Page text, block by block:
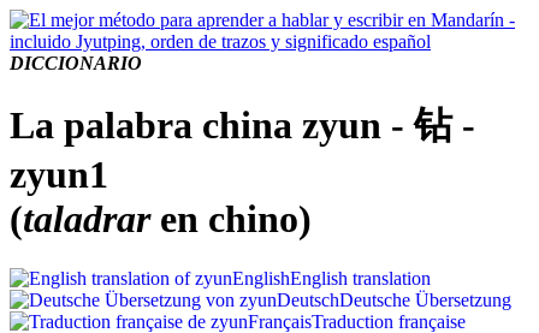
DICCIONARIO
La palabra china zyun - 钻 -
zyun1
(taladraren chino)
EnglishEnglish translation
DeutschDeutsche Übersetzung
FrançaisTraduction française